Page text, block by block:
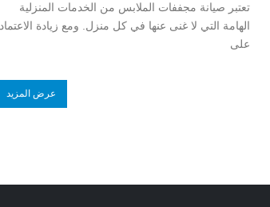
تعتبر صيانة مجففات الملابس من الخدمات المنزلية
الهامة التي لا غنى عنها في كل منزل. ومع زيادة الاعتماد
على
عرض المزيد